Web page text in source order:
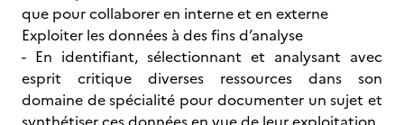
que pour collaborer en interne et en externe
Exploiter les données à des fins d’analyse
- En identifiant, sélectionnant et analysant avec
esprit critique diverses ressources dans son
domaine de spécialité pour documenter un sujet et